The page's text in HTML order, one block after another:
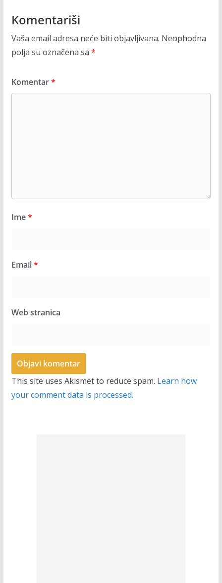
Komentariši
Vaša email adresa neće biti objavljivana. Neophodna
polja su označena sa *
Komentar*
Ime*
Email*
Web stranica
This site uses Akismet to reduce spam. Learn how
your comment data is processed.